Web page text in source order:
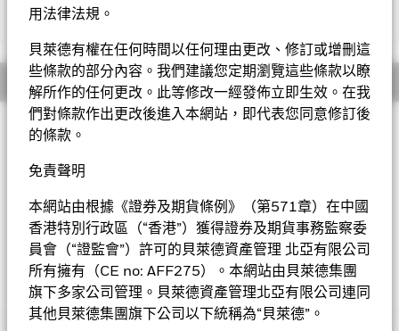
用法律法規。
貝萊德有權在任何時間以任何理由更改、修訂或增刪這
些條款的部分內容。我們建議您定期瀏覽這些條款以瞭
解所作的任何更改。此等修改一經發佈立即生效。在我
們對條款作出更改後進入本網站，即代表您同意修訂後
的條款。
免責聲明
本網站由根據《證券及期貨條例》（第571章）在中國
香港特別行政區（“香港”）獲得證券及期貨事務監察委
員會（“證監會”）許可的貝萊德資產管理 北亞有限公司
所有擁有（CE no: AFF275）。本網站由貝萊德集團
旗下多家公司管理。貝萊德資產管理北亞有限公司連同
其他貝萊德集團旗下公司以下統稱為“貝萊德”。
產價值造成影響。基金投資集中於歐洲，因此與較廣泛的投資相
比，其波動性或會較高。
• 基金需承受新興市場風險、對外資限制的風險、小型公司的波
動性及流動性風險、或然可換股債券風險及包括人民幣計值類別的
貨幣兌換風險。
• 基金可運用衍生工具作對沖及投資用途。然而，不會廣泛用作
投資用途。基金在使用衍生工具時可能蒙受損失。
• 基金價值可升可跌，且可於短期內反覆，投資者或有可能損失
• 投資者不應單憑此文件作投資決定。投資者應參閱基金章程及
概要
投資目標
的總資產投資於在歐洲註冊或從事大部份經濟活動的公司的股本
潛力但未被市場賞識的公司。該等公司一般屬中小型或大型市值
公司，估值偏低但具有投資增長力，例如盈利或銷售額增長率高
於平均水平及資本回報率較高或正在增長等。在若干情況下，該
等公司亦可受惠於企業策略變更及業務重組。
貝萊德歐洲特別時機基金